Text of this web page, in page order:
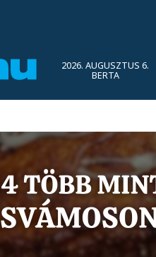
2026. AUGUSZTUS 6.
BERTA